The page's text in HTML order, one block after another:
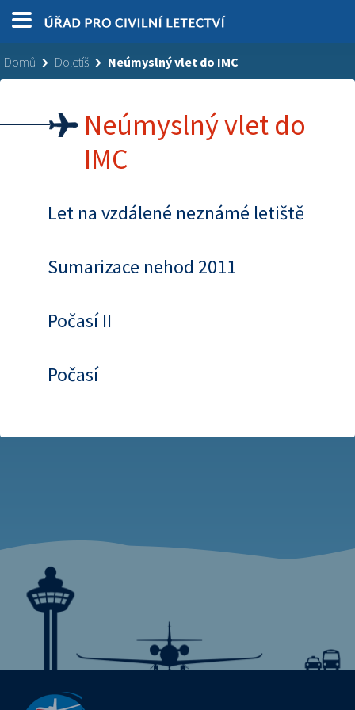
Domů Doletíš Neúmyslný vlet do IMC
Neúmyslný vlet do
IMC
Let na vzdálené neznámé letiště
Sumarizace nehod 2011
Počasí II
Počasí